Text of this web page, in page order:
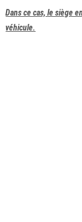
Dans ce cas, le siège
véhicule.